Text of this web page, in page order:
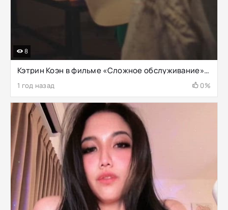
Кэтрин Коэн в фильме «Сложное обслуживание», S3E2 [улучшенная частота кадров: 60 кадров в секунду]
1 год назад 0%
8